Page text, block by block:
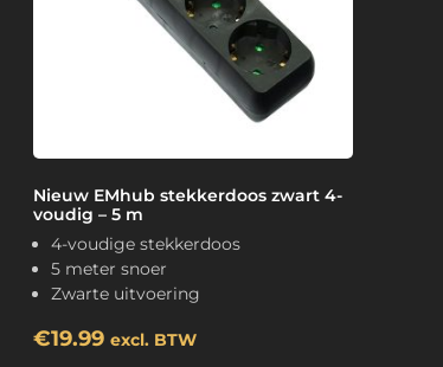
Nieuw EMhub stekkerdoos zwart 4-
voudig – 5 m
4-voudige stekkerdoos
5 meter snoer
Zwarte uitvoering
€19.99 excl. BTW